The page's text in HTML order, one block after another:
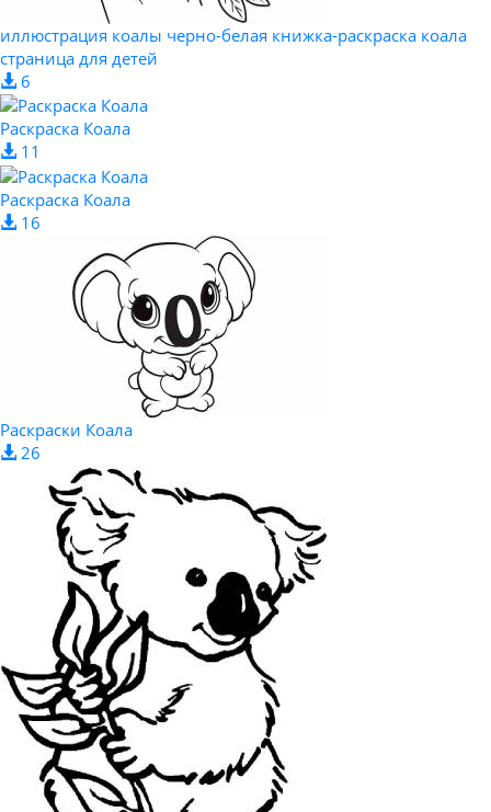
иллюстрация коалы черно-белая книжка-раскраска коала
страница для детей
6
Раскраска Коала
11
Раскраска Коала
16
Раскраски Коала
26